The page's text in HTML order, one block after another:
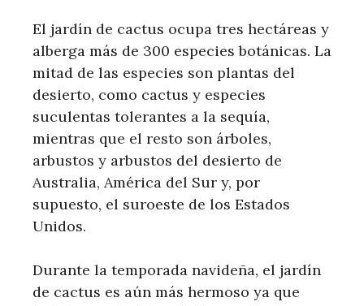
El jardín de cactus ocupa tres hectáreas y
alberga más de 300 especies botánicas. La
mitad de las especies son plantas del
desierto, como cactus y especies
suculentas tolerantes a la sequía,
mientras que el resto son árboles,
arbustos y arbustos del desierto de
Australia, América del Sur y, por
supuesto, el suroeste de los Estados
Unidos.
Durante la temporada navideña, el jardín
de cactus es aún más hermoso ya que